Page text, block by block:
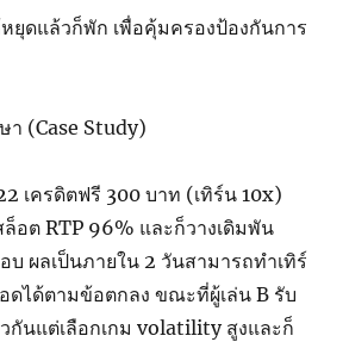
ยุดแล้วก็พัก เพื่อคุ้มครองป้องกันการ
(Case Study)
เครดิตฟรี 300 บาท (เทิร์น 10x)
ล็อต RTP 96% และก็วางเดิมพัน
บ ผลเป็นภายใน 2 วันสามารถทำเทิร์
ดได้ตามข้อตกลง ขณะที่ผู้เล่น B รับ
กันแต่เลือกเกม volatility สูงและก็